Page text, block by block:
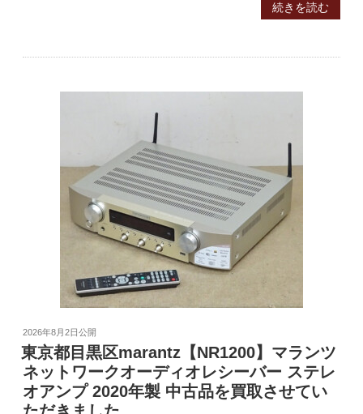
続きを読む
2026年8月2日公開
東京都目黒区marantz【NR1200】マランツ
ネットワークオーディオレシーバー ステレ
オアンプ 2020年製 中古品を買取させてい